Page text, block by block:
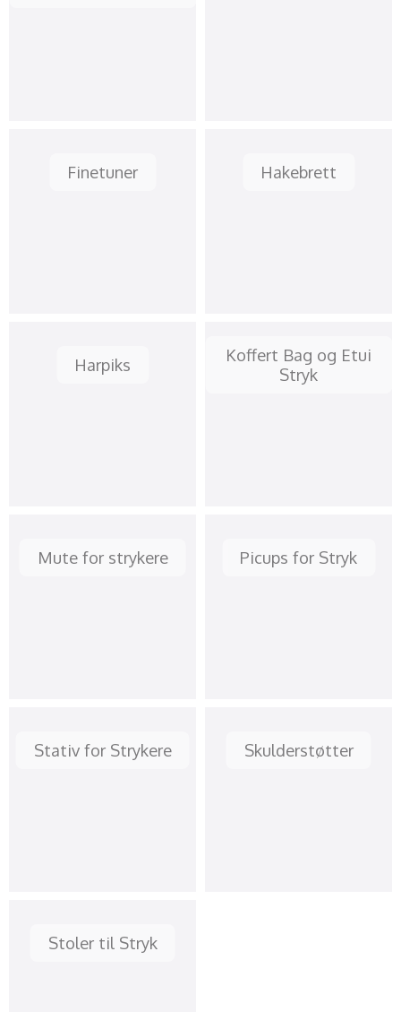
Finetuner Hakebrett
Harpiks
Koffert Bag og Etui
Stryk
Mute for strykere Picups for Stryk
Stativ for Strykere Skulderstøtter
Stoler til Stryk